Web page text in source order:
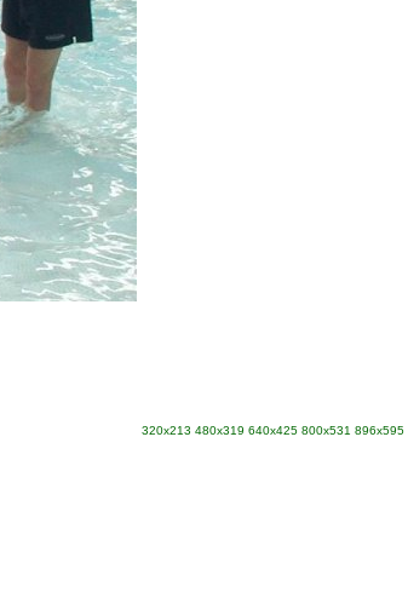
320x213 480x319 640x425 800x531 896x595